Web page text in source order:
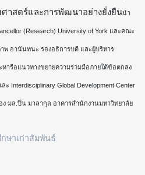
าสตร์และการพัฒนาอย่างยั่งยืนนำ
(Research) University of York และคณะ
พ อานันทนะ รองอธิการบดี และผู้บริหาร
หารือแนวทางขยายความร่วมมือภายใต้ข้อตกลง
Interdisciplinary Global Development Center
ง มล.ปิ่น มาลากุล อาคารสำนักงานมหาวิทยาลัย
ษาเก่าสัมพันธ์